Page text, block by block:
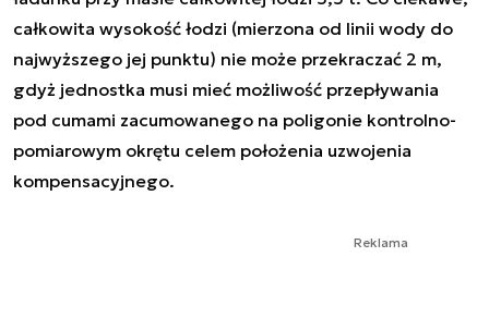
całkowita wysokość łodzi (mierzona od linii wody do
najwyższego jej punktu) nie może przekraczać 2 m,
gdyż jednostka musi mieć możliwość przepływania
pod cumami zacumowanego na poligonie kontrolno-
pomiarowym okrętu celem położenia uzwojenia
kompensacyjnego.
Reklama